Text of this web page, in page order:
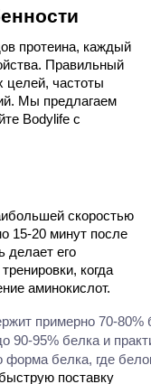
протеина, каждый
Правильный
целей, частоты
Мы предлагаем
Bodylife с
скоростью
15-20 минут после
делает его
когда
аминокислот.
примерно 70-
95% белка и
белка, где
поставку